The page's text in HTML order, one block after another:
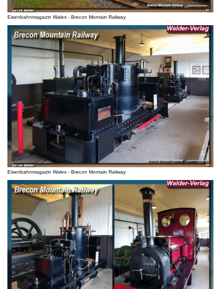
Eisenbahnmagazin Wales - Brecon Montain Railway
Eisenbahnmagazin Wales - Brecon Montain Railway